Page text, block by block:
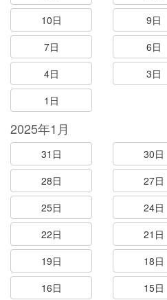
10日
9日
7日
6日
4日
3日
1日
2025年1月
31日 30日
28日
27日
25日
24日
22日
21日
19日
18日
16日
15日